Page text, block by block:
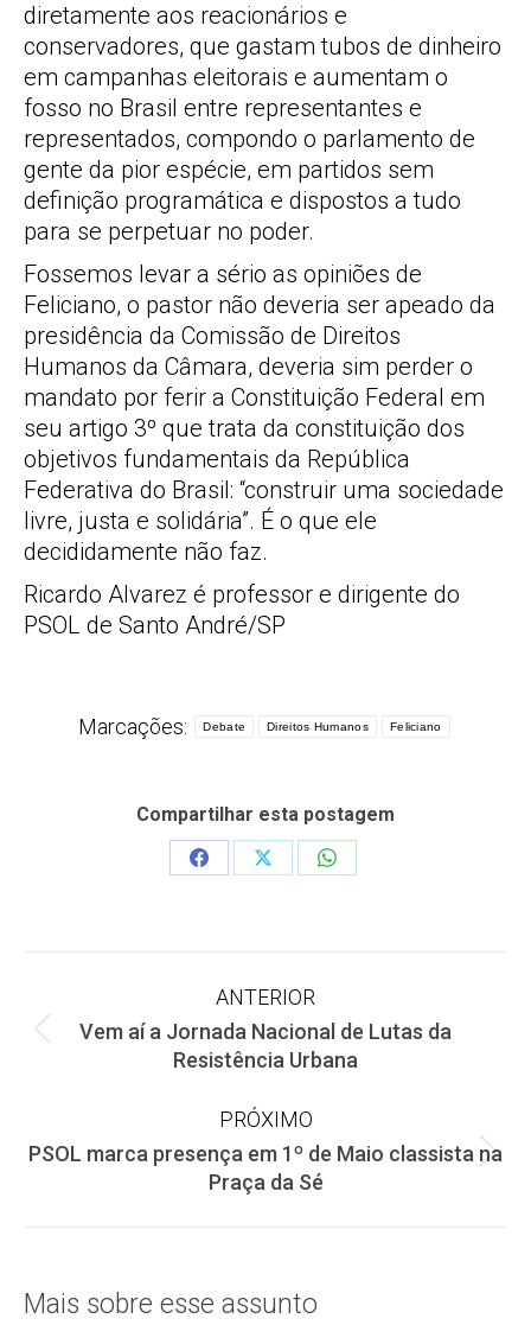
diretamente aos reacionários e
conservadores, que gastam tubos de dinheiro
em campanhas eleitorais e aumentam o
fosso no Brasil entre representantes e
representados, compondo o parlamento de
gente da pior espécie, em partidos sem
definição programática e dispostos a tudo
para se perpetuar no poder.
Fossemos levar a sério as opiniões de
Feliciano, o pastor não deveria ser apeado da
presidência da Comissão de Direitos
Humanos da Câmara, deveria sim perder o
mandato por ferir a Constituição Federal em
seu artigo 3º que trata da constituição dos
objetivos fundamentais da República
Federativa do Brasil: “construir uma sociedade
livre, justa e solidária”. É o que ele
decididamente não faz.
Ricardo Alvarez é professor e dirigente do
PSOL de Santo André/SP
Marcações: Debate Direitos Humanos Feliciano
Compartilhar esta postagem
Share
Share
Share
Navegação
ANTERIOR
Post
anterior:
Vem aí a Jornada Nacional de Lutas da
Resistência Urbana
PRÓXIMO
Próximo
post:
PSOL marca presença em 1º de Maio classista na
Praça da Sé
Mais sobre esse assunto